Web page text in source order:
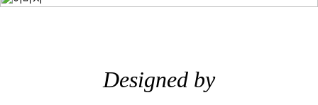
Designed by